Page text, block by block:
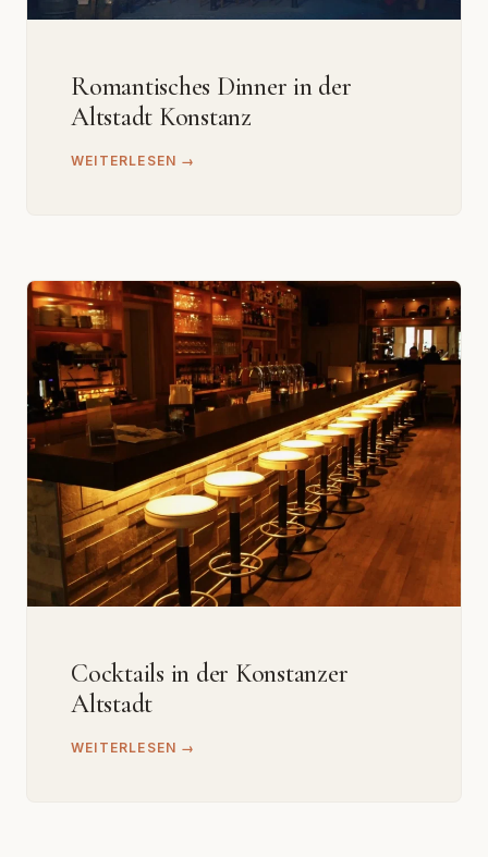
Romantisches Dinner in der
Altstadt Konstanz
WEITERLESEN →
Cocktails in der Konstanzer
Altstadt
WEITERLESEN →